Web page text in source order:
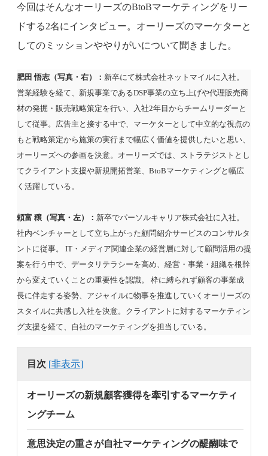
今回はそんなオーリーズのBtoBマーケティングをリー
ドする2名にインタビュー。オーリーズのマーケターと
してのミッションややりがいについて聞きました。
肥田 悟志（写真・右）： 新卒にて株式会社ネットマイルに入社。
営業経験を経て、新規事業であるDSP事業の立ち上げや代理販売商
材の発掘・販売戦略策定を行い、入社2年目からチームリーダーと
して従事。広告主と接する中で、マーケターとして中立的な視点の
もと戦略策定から施策の実行まで幅広く価値を提供したいと思い、
オーリーズヘの参画を決意。オーリーズでは、ストラテジストとし
てクライアント支援や新規開拓営業、BtoBマーケティングと幅広
く活躍している。
頼富 穣（写真・左）： 新卒でパーソルキャリア株式会社に入社。
社内ベンチャーとして立ち上がった顧問紹介サービスのコンサルタ
ントに従事。 IT・メディア関連企業の経営層に対して顧問活用の提
案を行う中で、データリテラシーを高め、経営・事業・組織を根幹
から変えていくことの重要性を認識。 枠に縛られず顧客の事業成
長に伴走する姿勢、アジャイルに物事を推進していくオーリーズの
スタイルに共感し入社を決意。クライアントに対するマーケティン
グ支援を経て、自社のマーケティングを担当している。
目次 [非表示]
オーリーズの新規顧客獲得を牽引するマーケティ
ングチーム
意思決定の重さが自社マーケティングの醍醐味で